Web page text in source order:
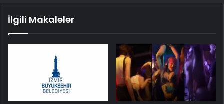
İlgili Makaleler